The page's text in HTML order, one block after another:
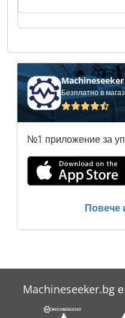
ltd. Building
Solutions Group ltd.
Solutions Group ltd.
ltd. Building
Solutions Group ltd.
ltd. Building
Solutions Group ltd.
ltd.
Machineseeker
Безплатно в
№1 приложение за
Повече
Machineseeker.bg